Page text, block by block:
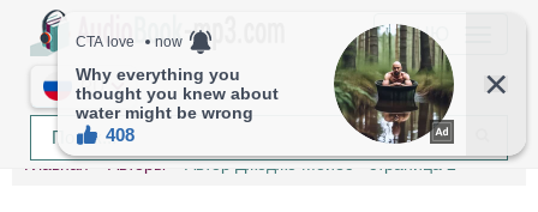
МЕНЮ
RU
Главная Авторы Автор Джоджо Мойес - страница 2